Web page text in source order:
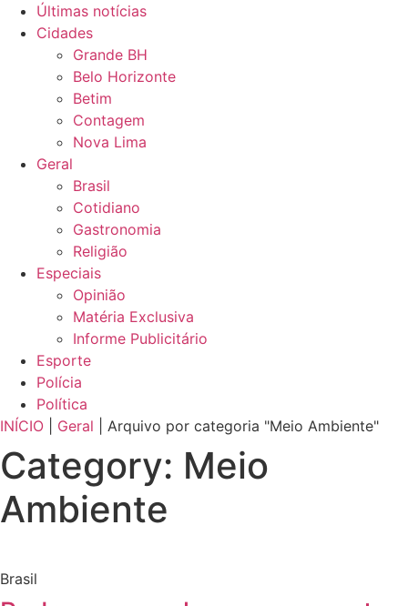
Últimas notícias
Cidades
Grande BH
Belo Horizonte
Betim
Contagem
Nova Lima
Geral
Brasil
Cotidiano
Gastronomia
Religião
Especiais
Opinião
Matéria Exclusiva
Informe Publicitário
Esporte
Polícia
Política
INÍCIO
Geral Arquivo por categoria "Meio Ambiente"
Category: Meio
Ambiente
Brasil